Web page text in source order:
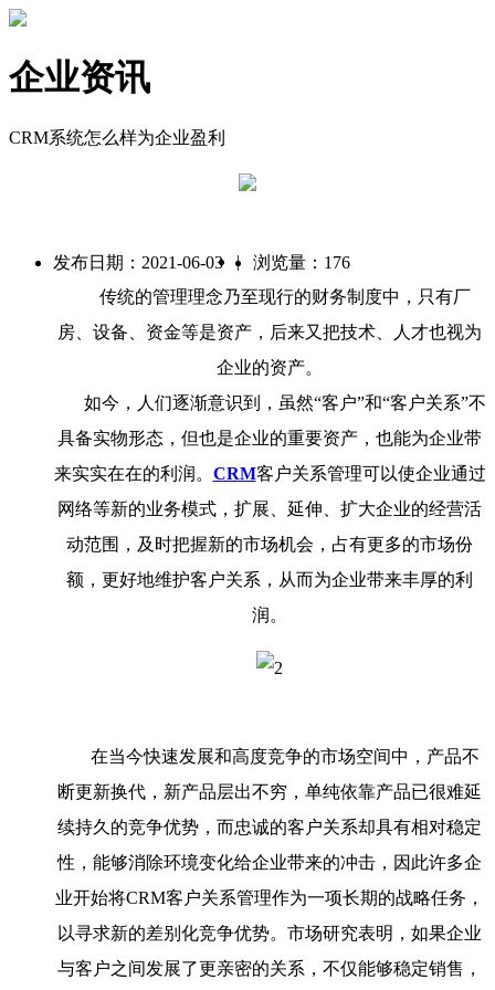
企业资讯
CRM系统怎么样为企业盈利
发布日期：2021-06-03 |
浏览量：176
传统的管理理念乃至现行的财务制度中，只有厂
房、设备、资金等是资产，后来又把技术、人才也视为
企业的资产。
如今，人们逐渐意识到，虽然“客户”和“客户关系”不
具备实物形态，但也是企业的重要资产，也能为企业带
来实实在在的利润。 CRM客户关系管理可以使企业通过
网络等新的业务模式，扩展、延伸、扩大企业的经营活
动范围，及时把握新的市场机会，占有更多的市场份
额，更好地维护客户关系，从而为企业带来丰厚的利
润。
在当今快速发展和高度竞争的市场空间中，产品不
断更新换代，新产品层出不穷，单纯依靠产品已很难延
续持久的竞争优势，而忠诚的客户关系却具有相对稳定
性，能够消除环境变化给企业带来的冲击，因此许多企
业开始将CRM客户关系管理作为一项长期的战略任务，
以寻求新的差别化竞争优势。市场研究表明，如果企业
与客户之间发展了更亲密的关系，不仅能够稳定销售，